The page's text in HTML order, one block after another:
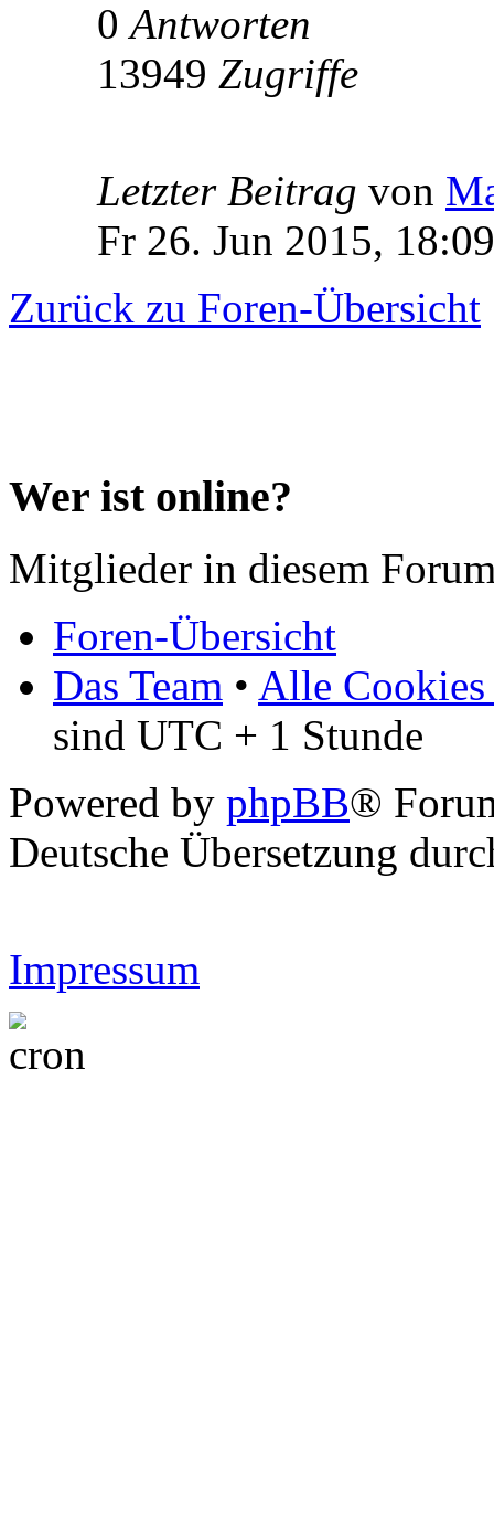
0Antworten
13949 Zugriffe
Letzter Beitrag von
Fr 26. Jun 2015, 18:09
Zurück zu Foren-Übersicht
Wer ist online?
Mitglieder in diesem
Foren-Übersicht
Das Team • Alle Cookies
sind UTC + 1 Stunde
Powered by phpBB®
Deutsche Übersetzung
Impressum